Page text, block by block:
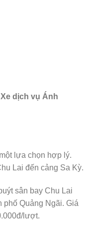
Xe dịch vụ Ánh
lựa chọn hợp lý.
Lai đến cảng Sa Kỳ.
sân bay Chu Lai
phố Quảng Ngãi. Giá
lượt.